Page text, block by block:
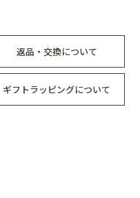
返品・交換について
ギフトラッピングについて